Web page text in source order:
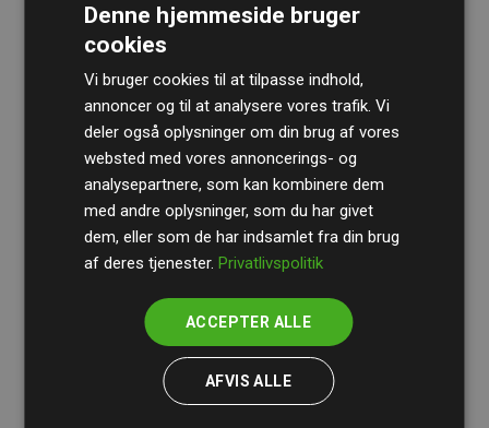
RevisionshusetBDOgennemgår løbende vores
beregninger og metode for at sikre gennemsigtighed
og pålidelighed.
Deres revision dokumenterer, at vores investeringer i
medlemmernes websites estimerede CO₂-
Denne hjemmeside bruger
cookies
Vi bruger cookies til at tilpasse indhold,
annoncer og til at analysere vores trafik. Vi
deler også oplysninger om din brug af vores
websted med vores annoncerings- og
analysepartnere, som kan kombinere dem
med andre oplysninger, som du har givet
dem, eller som de har indsamlet fra din brug
af deres tjenester.Privatlivspolitik
ACCEPTER ALLE
AFVIS ALLE